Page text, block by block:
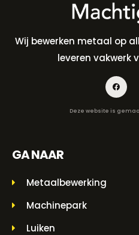
Wij bewerken metaal op
leveren vakwerk
Deze website is
GA NAAR
Metaalbewerking
Machinepark
Luiken